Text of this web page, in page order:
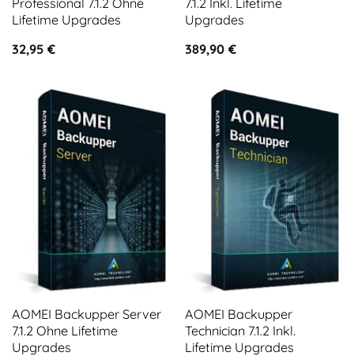
Lifetime Upgrades
32,95 €
Upgrades
389,90 €
AOMEI Backupper Server
7.1.2 Ohne Lifetime
Upgrades
AOMEI Backupper
Technician 7.1.2 Inkl.
Lifetime Upgrades